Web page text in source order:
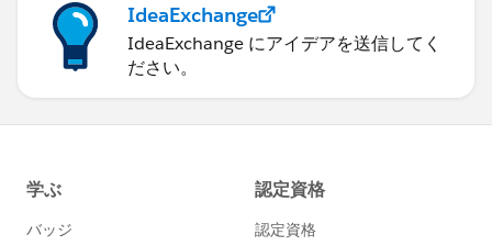
IdeaExchange
IdeaExchange にアイデアを送信してく
ださい。